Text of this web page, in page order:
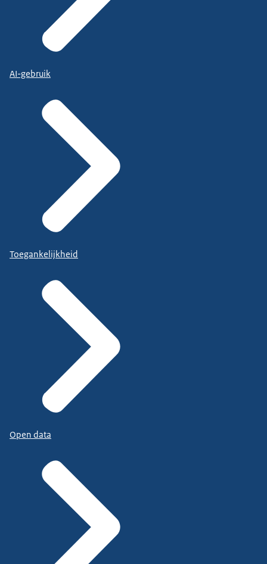
AI-gebruik
Toegankelijkheid
Open data